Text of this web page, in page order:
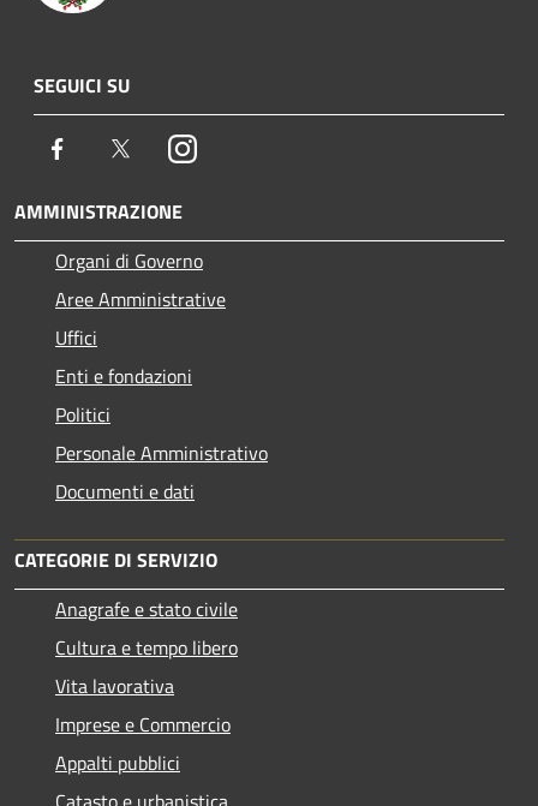
SEGUICI SU
Facebook TwitterInstagram
AMMINISTRAZIONE
Organi di Governo
Aree Amministrative
Uffici
Enti e fondazioni
Politici
Personale Amministrativo
Documenti e dati
CATEGORIE DI SERVIZIO
Anagrafe e stato civile
Cultura e tempo libero
Vita lavorativa
Imprese e Commercio
Appalti pubblici